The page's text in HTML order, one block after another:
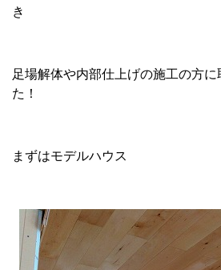
き
足場解体や内部仕上げの施工の方
た！
まずはモデルハウス